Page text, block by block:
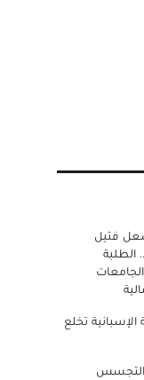
فتيل
الطلبة
الإسبانية تخلع
التجسس